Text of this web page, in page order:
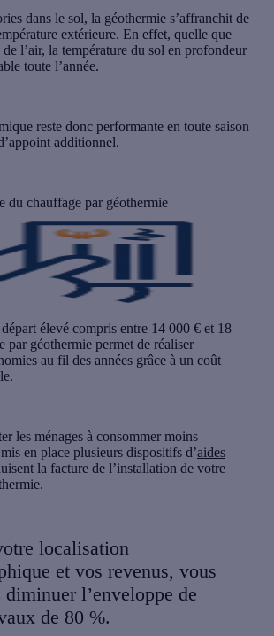
dans le sol, la géothermie s’affranchit de
extérieure. En effet, quelle que
l’air, la température du sol en profondeur
toute l’année.
reste donc performante en toute saison
additionnel.
du chauffage par géothermie
élevé compris entre 14 000 € et 18
par géothermie permet de réaliser
au fil des années grâce à un coût
les ménages à consommer moins
en place plusieurs dispositifs d’aides
la facture de l’installation de votre
localisation
et vos revenus, vous
diminuer l’enveloppe de
de 80 %.